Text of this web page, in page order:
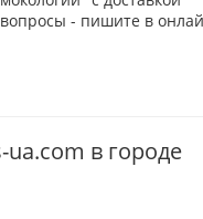
- пишите в
ua.com в городе